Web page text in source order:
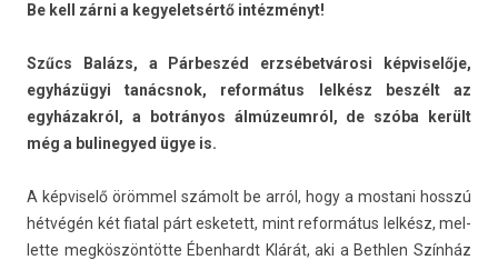
Be kell zárni a kegyelet­sértő intézményt!
Szűcs Balázs, a Párbeszéd erzsébetvárosi kép­viselője,
egyházügyi tanácsnok, re­for­mátus lelkész beszélt az
egyházakról, a botrányos álmúzeumról, de szóba került
még a bulinegyed ügye is.
A kép­viselő örömmel számolt be arról, hogy a mos­tani hosszú
hétvégén két fiat­al párt es­ketett, mint re­for­mátus lelkész, mel­
lette megköszöntötte Ébe­nhardt Klárát, aki a Bet­hl­en Színház